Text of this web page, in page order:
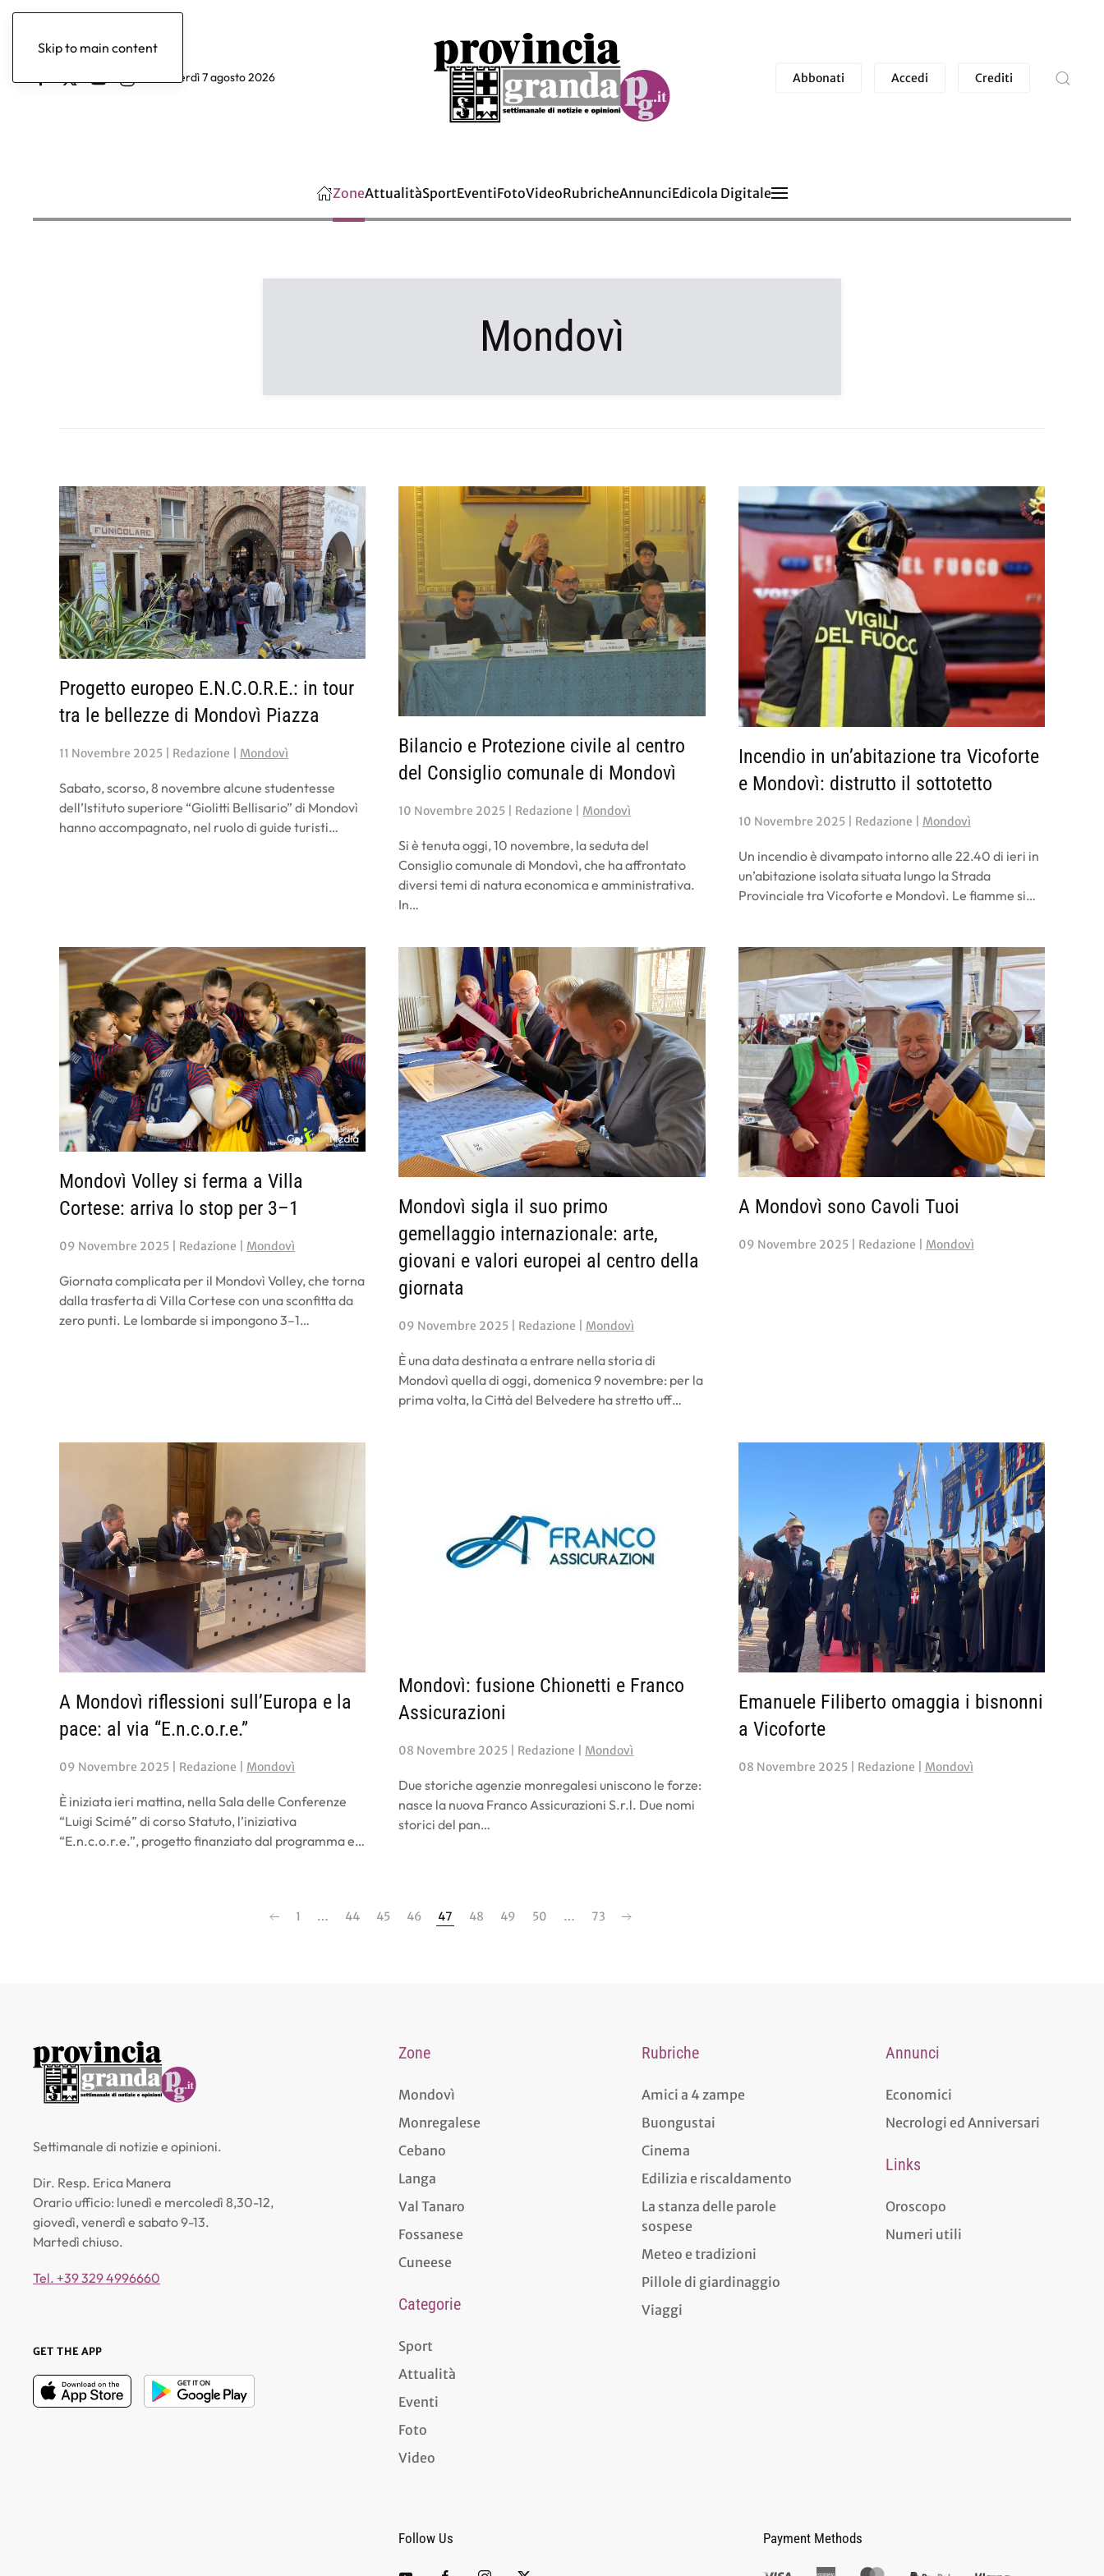
Skip to main content
venerdì 7 agosto 2026 Abbonati Accedi Crediti
ZoneAttualitàSportEventiFotoVideoRubricheAnnunciEdicola Digitale
Mondovì
Progetto europeo E.N.C.O.R.E.: in tour
tra le bellezze di Mondovì Piazza
11 Novembre 2025 | Redazione | Mondovì
Sabato, scorso, 8 novembre alcune studentesse
dell’Istituto superiore “Giolitti Bellisario” di Mondovì
hanno accompagnato, nel ruolo di guide turisti…
Bilancio e Protezione civile al centro
del Consiglio comunale di Mondovì
10 Novembre 2025 | Redazione | Mondovì
Si è tenuta oggi, 10 novembre, la seduta del
Consiglio comunale di Mondovì, che ha affrontato
diversi temi di natura economica e amministrativa.
In…
Incendio in un’abitazione tra Vicoforte
e Mondovì: distrutto il sottotetto
10 Novembre 2025| Redazione | Mondovì
Un incendio è divampato intorno alle 22.40 di ieri in
un’abitazione isolata situata lungo la Strada
Provinciale tra Vicoforte e Mondovì. Le fiamme si…
Mondovì Volley si ferma a Villa
Cortese: arriva lo stop per 3–1
09 Novembre 2025 | Redazione | Mondovì
Giornata complicata per il Mondovì Volley, che torna
dalla trasferta di Villa Cortese con una sconfitta da
zero punti. Le lombarde si impongono 3–1…
Mondovì sigla il suo primo
gemellaggio internazionale: arte,
giovani e valori europei al centro della
giornata
09 Novembre 2025 | Redazione | Mondovì
È una data destinata a entrare nella storia di
Mondovì quella di oggi, domenica 9 novembre: per la
prima volta, la Città del Belvedere ha stretto uff…
A Mondovì sono Cavoli Tuoi
09 Novembre 2025| Redazione | Mondovì
A Mondovì riflessioni sull’Europa e la
pace: al via “E.n.c.o.r.e.”
09 Novembre 2025 | Redazione | Mondovì
È iniziata ieri mattina, nella Sala delle Conferenze
“Luigi Scimé” di corso Statuto, l’iniziativa
“E.n.c.o.r.e.”, progetto finanziato dal programma e…
Mondovì: fusione Chionetti e Franco
Assicurazioni
08 Novembre 2025 | Redazione | Mondovì
Due storiche agenzie monregalesi uniscono le forze:
nasce la nuova Franco Assicurazioni S.r.l. Due nomi
storici del pan…
Emanuele Filiberto omaggia i bisnonni
a Vicoforte
08 Novembre 2025| Redazione | Mondovì
1 … 44 45 46 47 48 49 50 … 73
Settimanale di notizie e opinioni.
Dir. Resp. Erica Manera
Orario ufficio: lunedì e mercoledì 8,30-12,
giovedì, venerdì e sabato 9-13.
Martedì chiuso.
Tel. +39 329 4996660
GET THE APP
Zone
Mondovì
Monregalese
Cebano
Langa
Val Tanaro
Fossanese
Cuneese
Categorie
Sport
Attualità
Eventi
Foto
Video
Rubriche
Amici a 4 zampe
Buongustai
Cinema
Edilizia e riscaldamento
La stanza delle parole
sospese
Meteo e tradizioni
Pillole di giardinaggio
Viaggi
Annunci
Economici
Necrologi ed Anniversari
Links
Oroscopo
Numeri utili
Follow Us Payment Methods